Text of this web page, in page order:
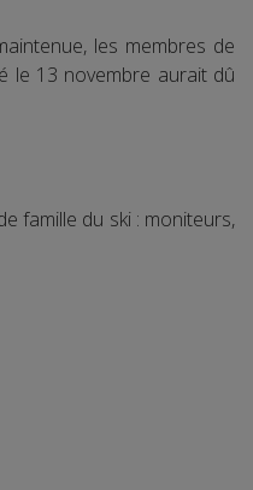
les membres de
le 13 novembre aurait dû
famille du ski : moniteurs,